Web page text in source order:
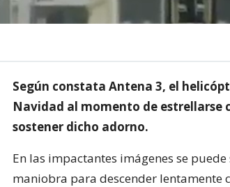
Según constata Antena 3, el
Navidad al momento de
sostener dicho adorno.
En las impactantes imágenes se
maniobra para descender lentamente